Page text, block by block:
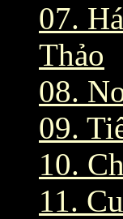
07.
Thảo
08.
09.
10.
11.